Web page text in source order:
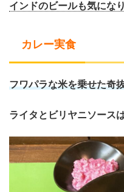
インドのビールも気になり
カレー実食
フワパラな米を乗せた奇
ライタとビリヤニソース